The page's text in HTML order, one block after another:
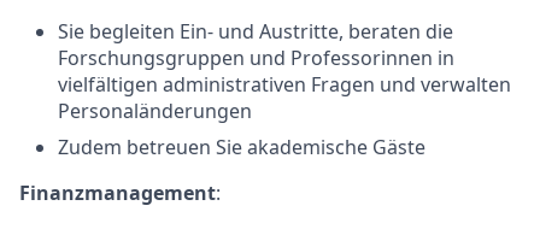
Sie begleiten Ein- und Austritte, beraten die
Forschungsgruppen und Professorinnen in
vielfältigen administrativen Fragen und verwalten
Personaländerungen
Zudem betreuen Sie akademische Gäste
Finanzmanagement: